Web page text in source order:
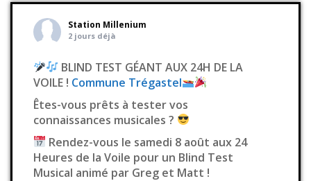
Station Millenium
2 jours déjà
BLIND TEST GÉANT AUX 24H DE LA
VOILE ! Commune Trégastel
Êtes-vous prêts à tester vos
connaissances musicales ?
Rendez-vous le samedi 8 août aux 24
Heures de la Voile pour un Blind Test
Musical animé par Greg et Matt !